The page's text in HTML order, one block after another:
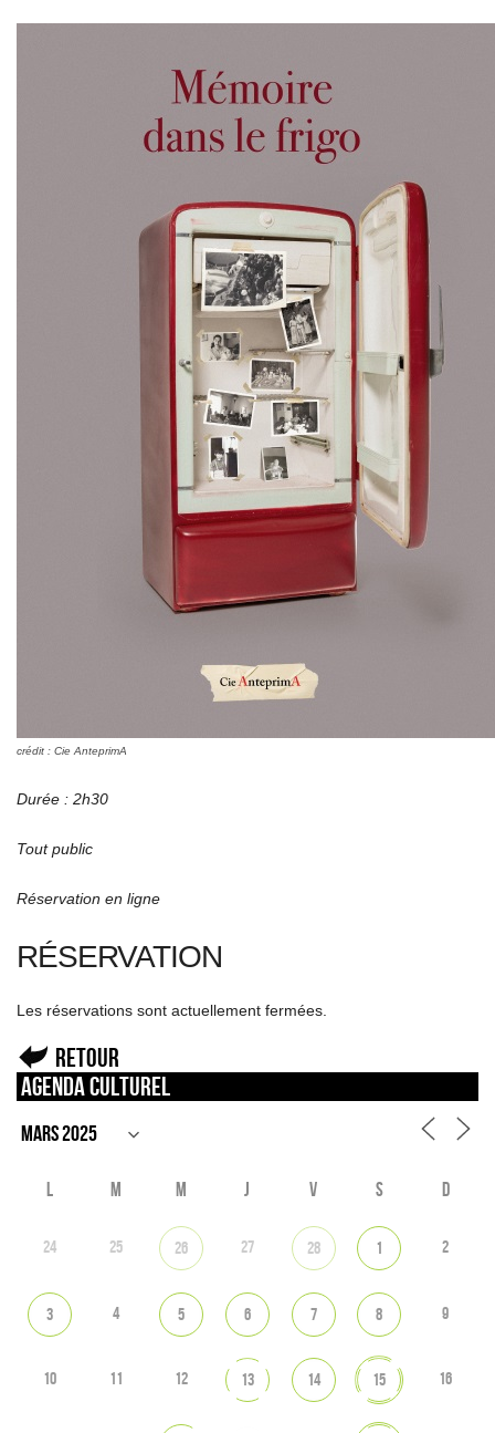
crédit : Cie AnteprimA
Durée : 2h30
Tout public
Réservation en ligne
RÉSERVATION
Les réservations sont actuellement fermées.
Retour
Agenda culturel
L M M J V S D
24 25 26 27 28 1 2
3 4 5 6 7 8 9
10 11 12 13 14 15 16